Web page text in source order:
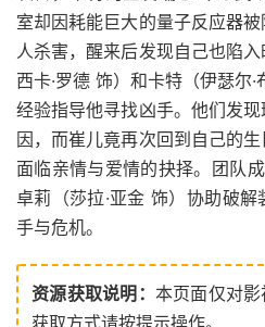
室却因耗能巨大的量子反应器
人杀害，醒来后发现自己也陷
西卡·罗德 饰）和卡特（伊瑟尔
经验指导他寻找凶手。他们发
因，而崔儿竟再次回到自己的
面临亲情与爱情的抉择。团队
卓莉（莎拉·亚金 饰）协助破
手与危机。
资源获取说明： 本页面仅对影